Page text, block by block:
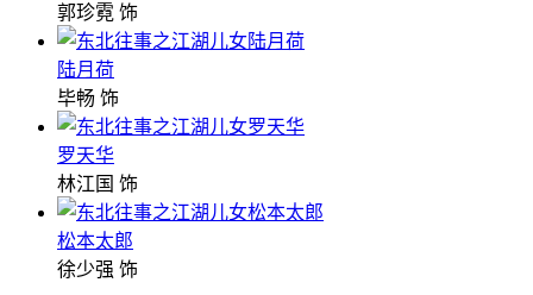
郭珍霓 饰
陆月荷
毕畅 饰
罗天华
林江国 饰
松本太郎
徐少强 饰